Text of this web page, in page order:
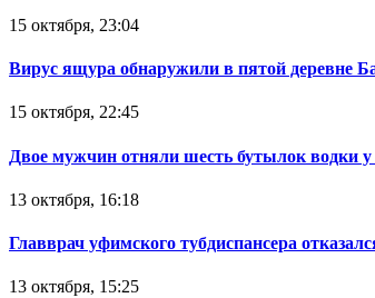
15 октября, 23:04
Вирус ящура обнаружили в пятой деревне
15 октября, 22:45
Двое мужчин отняли шесть бутылок водки
13 октября, 16:18
Главврач уфимского тубдиспансера
13 октября, 15:25